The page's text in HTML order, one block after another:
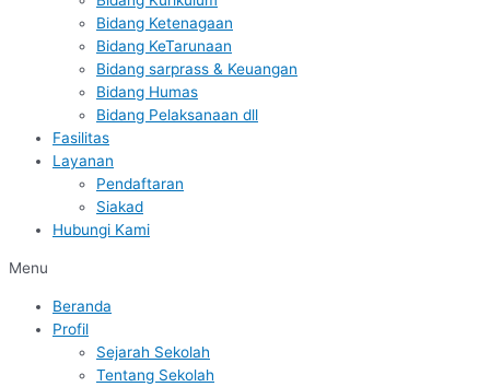
Bidang Ketenagaan
Bidang KeTarunaan
Bidang sarprass & Keuangan
Bidang Humas
Bidang Pelaksanaan dll
Fasilitas
Layanan
Pendaftaran
Siakad
Hubungi Kami
Menu
Beranda
Profil
Sejarah Sekolah
Tentang Sekolah